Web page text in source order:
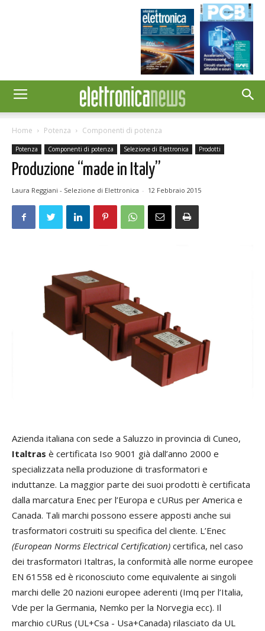
Home Potenza Componenti di potenza
Potenza Componenti di potenza Selezione di Elettronica Prodotti
Produzione “made in Italy”
Laura Reggiani - Selezione di Elettronica - 12 Febbraio 2015
Azienda italiana con sede a Saluzzo in provincia di Cuneo,
Italtras è certificata Iso 9001 già dall’anno 2000 e
specializzata nella produzione di trasformatori e
induttanze. La maggior parte dei suoi prodotti è certificata
dalla marcatura Enec per l’Europa e cURus per America e
Canada. Tali marchi possono essere apposti anche sui
trasformatori costruiti su specifica del cliente. L’Enec
(European Norms Electrical Certification) certifica, nel caso
dei trasformatori Italtras, la conformità alle norme europee
EN 61558 ed è riconosciuto come equivalente ai singoli
marchi delle 20 nazioni europee aderenti (Imq per l’Italia,
Vde per la Germania, Nemko per la Norvegia ecc). Il
marchio cURus (UL+Csa - Usa+Canada) rilasciato da UL